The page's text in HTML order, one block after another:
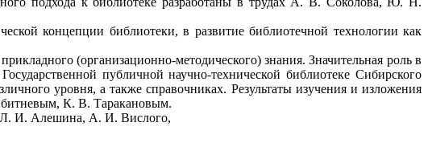
концепции библиотеки, в развитие библиотечной технологии как
(организационно-методического) знания. Значительная роль в
публичной научно-технической библиотеке Сибирского
уровня, а также справочниках. Результаты изучения и изложения
К. В. Таракановым.
Л. И. Алешина, А. И. Вислого,